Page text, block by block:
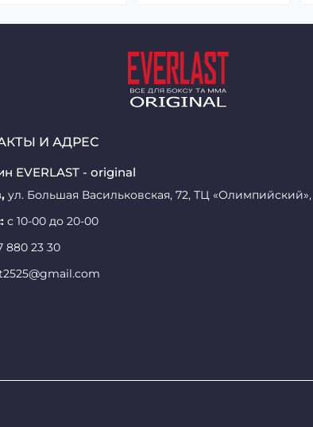
И АДРЕС
EVERLAST - original
ул. Большая Васильковская, 72, ТЦ «Олимпийский»,
с 10-00 до 20-00
880 23 30